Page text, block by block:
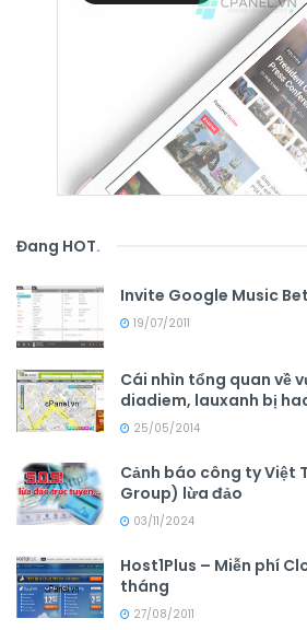
Đang HOT.
Invite Google Music
19/07/2011
Cái nhìn tổng quan về
diadiem, lauxanh bị
25/05/2014
Cảnh báo công ty Việt
Group) lừa đảo
03/11/2024
Host1Plus – Miễn phí
tháng
27/08/2011